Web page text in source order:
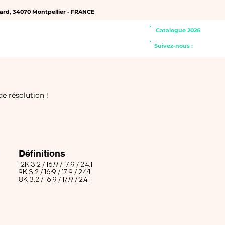
34070 Montpellier - FRANCE
Catalogue 2026
Suivez-nous :
résolution !
Définitions
12K 3:2 / 16:9 / 17:9 / 2.4:1
9K 3:2 /16:9 / 17:9 / 2.4:1
8K 3:2 /16:9 / 17:9 / 2.4:1